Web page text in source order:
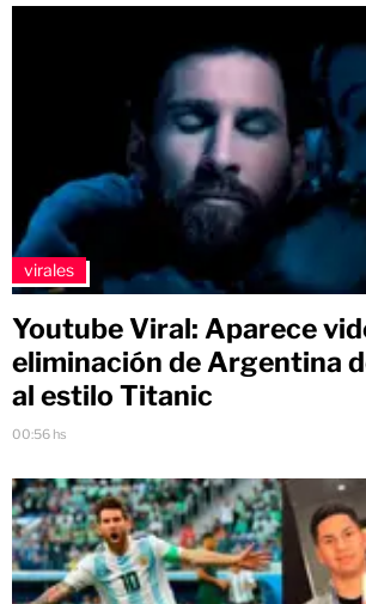
virales
Youtube Viral: Aparece
eliminación de Argentina
al estilo Titanic
00:56 hs